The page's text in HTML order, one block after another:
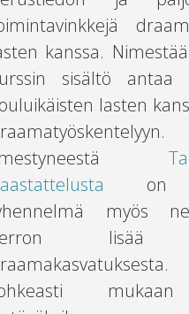
kanssa.
sisältö antaa
lasten
on
myös
lisää